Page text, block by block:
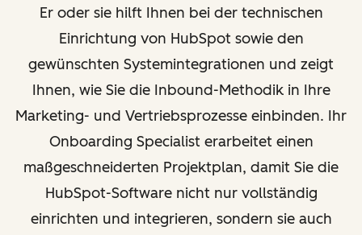
Er oder sie hilft Ihnen bei der technischen
Einrichtung von HubSpot sowie den
gewünschten Systemintegrationen und zeigt
Ihnen, wie Sie die Inbound-Methodik in Ihre
Marketing- und Vertriebsprozesse einbinden. Ihr
Onboarding Specialist erarbeitet einen
maßgeschneiderten Projektplan, damit Sie die
HubSpot-Software nicht nur vollständig
einrichten und integrieren, sondern sie auch